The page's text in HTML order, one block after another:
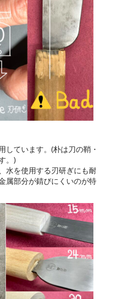
ています。(朴は刀の鞘・
。)
水を使用する刃研ぎにも耐
属部分が錆びにくいのが特